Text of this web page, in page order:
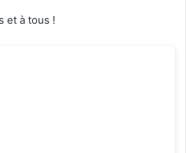
et à tous !